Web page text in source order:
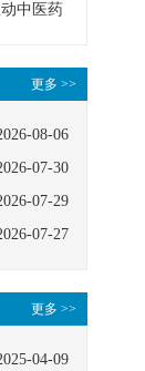
中医药
更多 >>
08-06
07-30
07-29
07-27
更多 >>
04-09